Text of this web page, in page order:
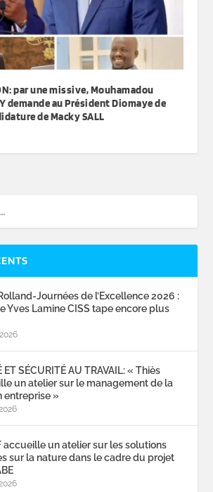
par une missive, Mouhamadou
demande au Président Diomaye de
de Macky SALL
Journées de l’Excellence 2026 :
Yves Lamine CISS tape encore plus
ET SÉCURITÉ AU TRAVAIL: « Thiès
un atelier sur le management de la
entreprise »
accueille un atelier sur les solutions
sur la nature dans le cadre du projet